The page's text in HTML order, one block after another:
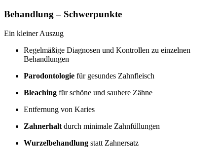
Behandlung – Schwerpunkte
Ein kleiner Auszug
Regelmäßige Diagnosen und Kontrollen zu einzelnen
Behandlungen
Parodontologie für gesundes Zahnfleisch
Bleaching für schöne und saubere Zähne
Entfernung von Karies
Zahnerhalt durch minimale Zahnfüllungen
Wurzelbehandlung statt Zahnersatz